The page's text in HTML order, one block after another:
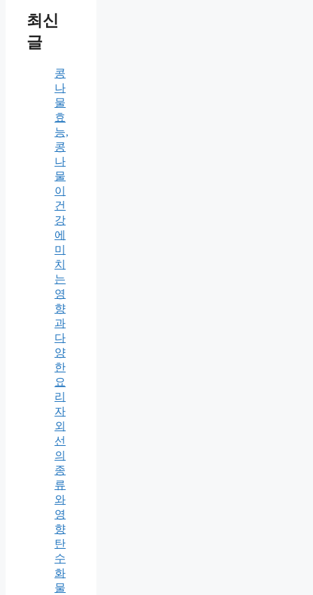
최신
글
콩
나
물
효
능,
콩
나
물
이
건
강
에
미
치
는
영
향
과
다
양
한
요
리
자
외
선
의
종
류
와
영
향
탄
수
화
물